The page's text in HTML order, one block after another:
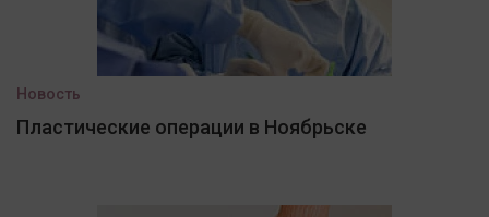
Новость
Пластические операции в Ноябрьске